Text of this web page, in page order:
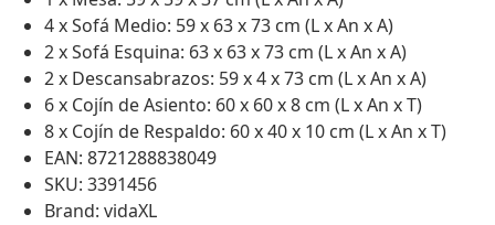
4 x Sofá Medio: 59 x 63 x 73 cm (L x An x A)
2 x Sofá Esquina: 63 x 63 x 73 cm (L x An x A)
2 x Descansabrazos: 59 x 4 x 73 cm (L x An x A)
6 x Cojín de Asiento: 60 x 60 x 8 cm (L x An x T)
8 x Cojín de Respaldo: 60 x 40 x 10 cm (L x An x T)
EAN: 8721288838049
SKU: 3391456
Brand: vidaXL